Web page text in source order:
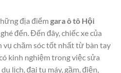
địa điểm gara ô tô Hội
đến. Đến đây, chiếc xe của
vụ chăm sóc tốt nhất từ bàn tay
kinh nghiệm trong việc sửa
lịch, đại tu máy, gầm, điện,